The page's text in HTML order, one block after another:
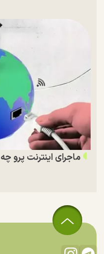
ماجرای اینترنت پرو